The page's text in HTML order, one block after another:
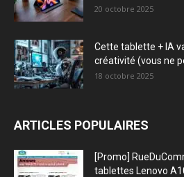
20 octobre 2025
Cette tablette + IA
créativité (vous ne
18 octobre 2025
ARTICLES POPULAIRES
[Promo]
tablettes Lenovo